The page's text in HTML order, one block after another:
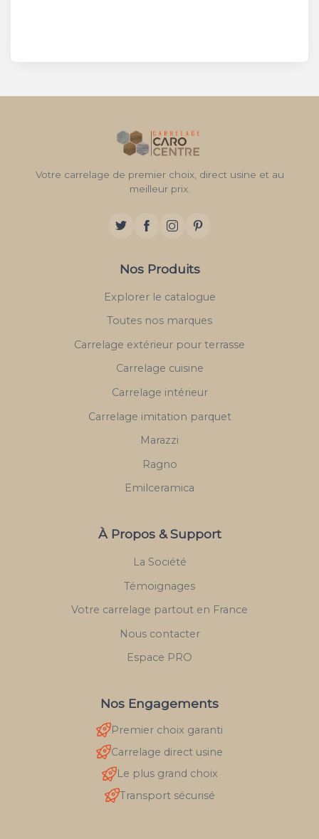
Votre carrelage de premier choix, direct usine et au
meilleur prix.
Nos Produits
Explorer le catalogue
Toutes nos marques
Carrelage extérieur pour terrasse
Carrelage cuisine
Carrelage intérieur
Carrelage imitation parquet
Marazzi
Ragno
Emilceramica
À Propos & Support
La Société
Témoignages
Votre carrelage partout en France
Nous contacter
Espace PRO
Nos Engagements
Premier choix garanti
Carrelage direct usine
Le plus grand choix
Transport sécurisé